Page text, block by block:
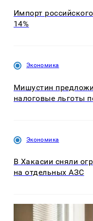
Импорт
14%
Экономика
Мишустин
налоговые льготы
Экономика
В Хакасии сняли
на отдельных АЗС